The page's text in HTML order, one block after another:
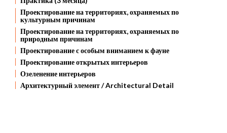
Проектирование на территориях, охраняемых по
культурным причинам
Проектирование на территориях, охраняемых по
природным причинам
Проектирование с особым вниманием к фауне
Проектирование открытых интерьеров
Озеленение интерьеров
Архитектурный элемент / Architectural Detail